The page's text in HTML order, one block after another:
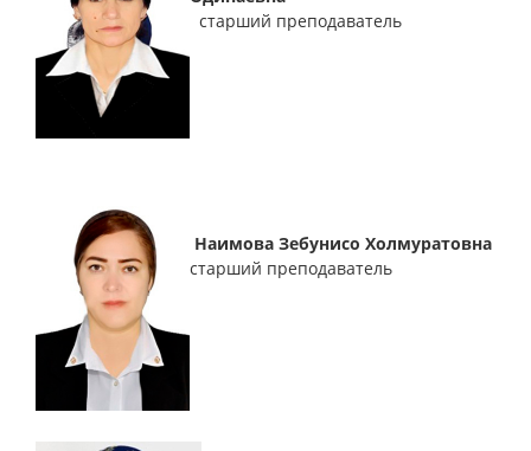
старший преподаватель
Наимова Зебунисо Холмуратовна
старший преподаватель